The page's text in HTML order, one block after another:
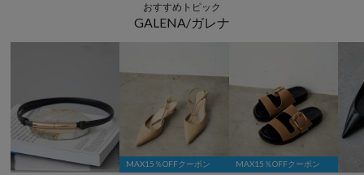
おすすめトピック
GALENA/ガレナ
MAX15％OFFクーポン MAX15％OFFクーポン